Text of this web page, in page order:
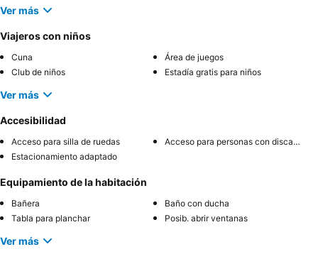
Ver más
Viajeros con niños
Cuna
Área de juegos
Club de niños
Estadía gratis para niños
Ver más
Accesibilidad
Acceso para silla de ruedas
Acceso para personas con discapacidad
Estacionamiento adaptado
Equipamiento de la habitación
Bañera
Baño con ducha
Tabla para planchar
Posib. abrir ventanas
Ver más